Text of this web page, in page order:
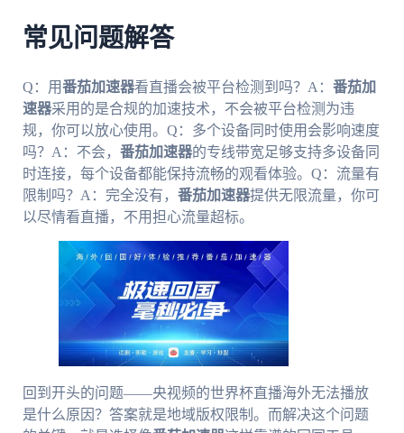
常见问题解答
Q：用番茄加速器看直播会被平台检测到吗？A： 番茄加
速器采用的是合规的加速技术，不会被平台检测为违
规，你可以放心使用。Q：多个设备同时使用会影响速度
吗？A：不会， 番茄加速器的专线带宽足够支持多设备同
时连接，每个设备都能保持流畅的观看体验。Q：流量有
限制吗？A：完全没有， 番茄加速器提供无限流量，你可
以尽情看直播，不用担心流量超标。
回到开头的问题——央视频的世界杯直播海外无法播放
是什么原因？答案就是地域版权限制。而解决这个问题